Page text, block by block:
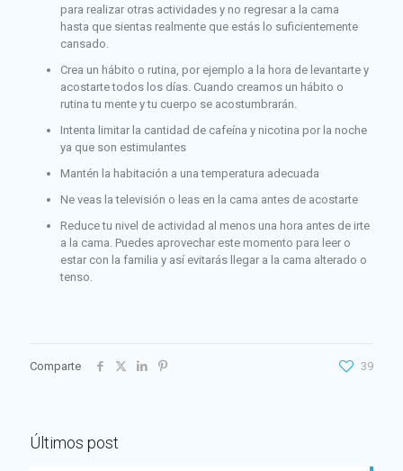
para realizar otras actividades y no regresar a la cama
hasta que sientas realmente que estás lo suficientemente
cansado.
Crea un hábito o rutina, por ejemplo a la hora de levantarte y
acostarte todos los días. Cuando creamos un hábito o
rutina tu mente y tu cuerpo se acostumbrarán.
Intenta limitar la cantidad de cafeína y nicotina por la noche
ya que son estimulantes
Mantén la habitación a una temperatura adecuada
Ne veas la televisión o leas en la cama antes de acostarte
Reduce tu nivel de actividad al menos una hora antes de irte
a la cama. Puedes aprovechar este momento para leer o
estar con la familia y así evitarás llegar a la cama alterado o
tenso.
Comparte 39
Últimos post